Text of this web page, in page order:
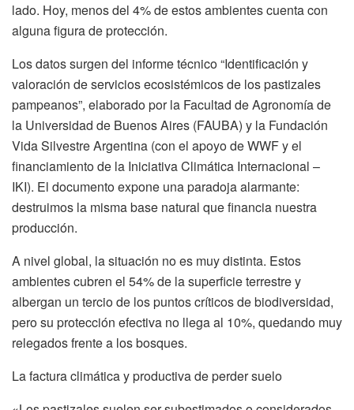
lado. Hoy, menos del 4% de estos ambientes cuenta con
alguna figura de protección.
Los datos surgen del informe técnico “Identificación y
valoración de servicios ecosistémicos de los pastizales
pampeanos”, elaborado por la Facultad de Agronomía de
la Universidad de Buenos Aires (FAUBA) y la Fundación
Vida Silvestre Argentina (con el apoyo de WWF y el
financiamiento de la Iniciativa Climática Internacional –
IKI). El documento expone una paradoja alarmante:
destruimos la misma base natural que financia nuestra
producción.
A nivel global, la situación no es muy distinta. Estos
ambientes cubren el 54% de la superficie terrestre y
albergan un tercio de los puntos críticos de biodiversidad,
pero su protección efectiva no llega al 10%, quedando muy
relegados frente a los bosques.
La factura climática y productiva de perder suelo